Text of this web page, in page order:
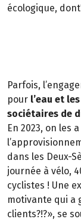
écologique,
Parfois,
pour l’eau et
sociétaires de
En 2023, on les
dans les Deux-
journée à vélo,
cyclistes ! Une
motivante qui a
clients?!?», se